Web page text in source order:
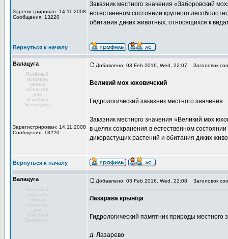
Зарегистрирован: 14.11.2008
Сообщения: 13220
Заказник местного значения «Заборовский
естественном состоянии крупного
обитания диких животных, относящихся к
Вернуться к началу
Валацуга
Почётный
искатель
новых
объектов
для
«Глобуса
Беларуси»
Зарегистрирован: 14.11.2008
Сообщения: 13220
Добавлено: 03 Feb 2016, Wed, 22:07 Заголовок
Великий мох юховичский
Гидрологический заказник местного значения
Заказник местного значения «Великий мох
в целях сохранения в естественном
дикорастущих растений и обитания диких
Вернуться к началу
Валацуга
Почётный
искатель
новых
объектов
для
«Глобуса
Беларуси»
Добавлено: 03 Feb 2016, Wed, 22:08 Заголовок
Лазарава крыніца
Гидрологический памятник природы местного
д. Лазарево